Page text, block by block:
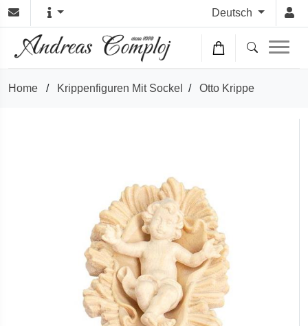
Deutsch
Home / Krippenfiguren Mit Sockel / Otto Krippe